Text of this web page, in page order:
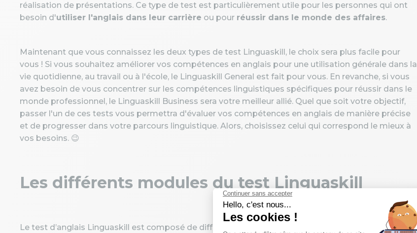
réalisation de présentations. Ce type de test est particulièrement utile pour les personnes qui ont
besoin d'utiliser l'anglais dans leur carrière ou pour réussir dans le monde des affaires.
Maintenant que vous connaissez les deux types de test Linguaskill, le choix sera plus facile pour
vous ! Si vous souhaitez améliorer vos compétences en anglais pour une utilisation générale dans la
vie quotidienne, au travail ou à l'école, le Linguaskill General est fait pour vous. En revanche, si vous
avez besoin de vous concentrer sur les compétences linguistiques spécifiques pour réussir dans le
monde professionnel, le Linguaskill Business sera votre meilleur allié. Quel que soit votre objectif,
passer l'un de ces tests vous permettra d'évaluer vos compétences en anglais de manière précise
et de progresser dans votre parcours linguistique. Alors, choisissez celui qui correspond le mieux à
vos besoins. 😉
Les différents modules du test Linguaskill
Le test d’anglais Linguaskill est composé de différentes sections qui évaluent différentes